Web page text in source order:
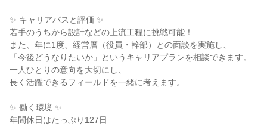
✨ キャリアパスと評価 ✨
若手のうちから設計などの上流工程に挑戦可能！
また、年に1度、経営層（役員・幹部）との面談を実施し、
「今後どうなりたいか」というキャリアプランを相談できます。
一人ひとりの意向を大切にし、
長く活躍できるフィールドを一緒に考えます。
✨ 働く環境 ✨
年間休日はたっぷり127日